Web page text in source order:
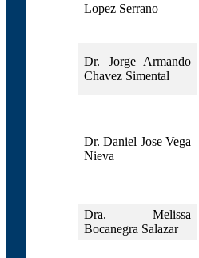
Lopez Serrano
Dr. Jorge Armando
Chavez Simental
Dr. Daniel Jose Vega
Nieva
Dra. Melissa
Bocanegra Salazar